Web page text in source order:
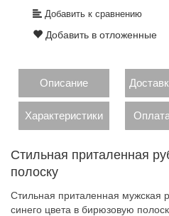
Добавить к сравнению
Добавить в отложенные
Описание
Характеристики
Стильная приталенная
полоску
Стильная приталенная мужская
синего цвета в бирюзовую